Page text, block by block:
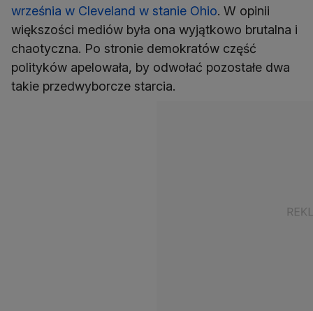
września w Cleveland w stanie Ohio. W opinii
większości mediów była ona wyjątkowo brutalna i
chaotyczna. Po stronie demokratów część
polityków apelowała, by odwołać pozostałe dwa
takie przedwyborcze starcia.